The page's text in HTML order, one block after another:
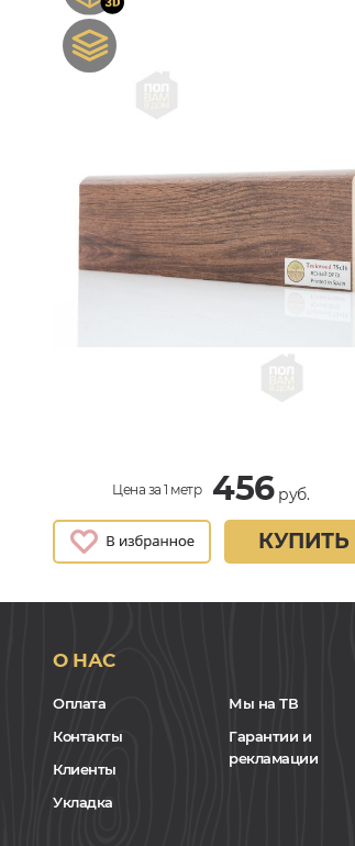
Цена за 1 метр 456руб.
КУПИТЬ
О НАС
Оплата
Контакты
Клиенты
Укладка
Мы на ТВ
Гарантии и
рекламации